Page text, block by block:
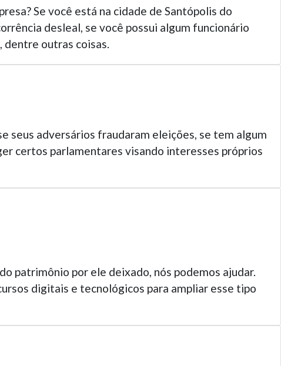
Se você está na cidade de Santópolis do
desleal, se você possui algum funcionário
dentre outras coisas.
seus adversários fraudaram eleições, se tem algum
certos parlamentares visando interesses próprios
patrimônio por ele deixado, nós podemos ajudar.
digitais e tecnológicos para ampliar esse tipo